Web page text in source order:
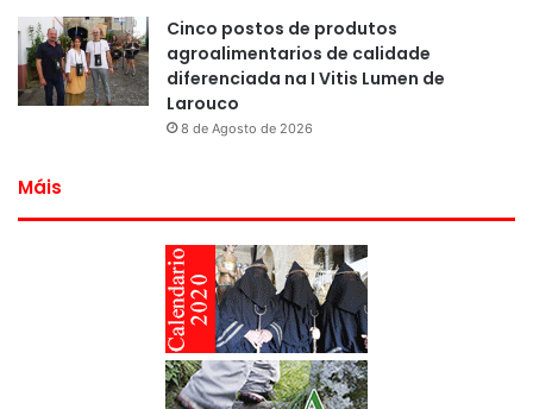
Cinco postos de produtos
agroalimentarios de calidade
diferenciada na I Vitis Lumen de
Larouco
8 de Agosto de 2026
Máis